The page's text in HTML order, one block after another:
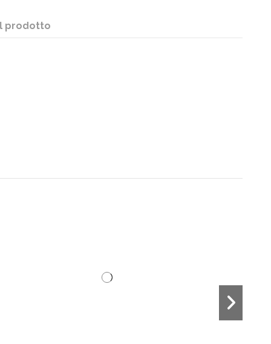
prodotto